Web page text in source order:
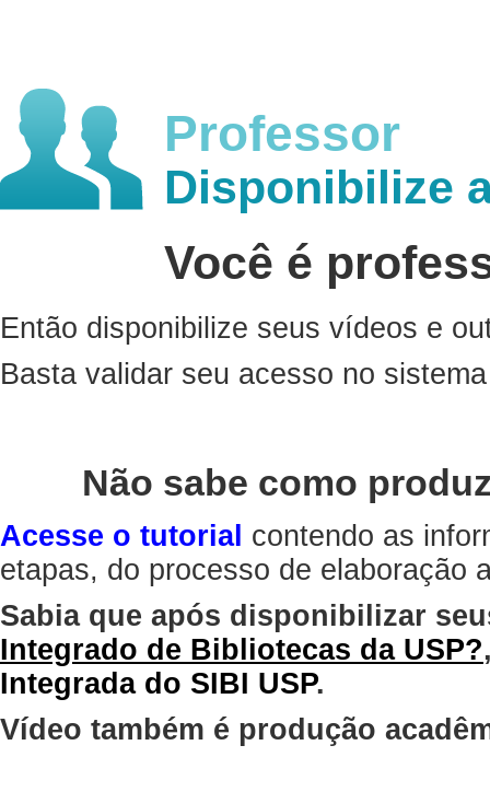
Professor
Disponibilize
Você é
Então disponibilize seus vídeos e
Basta validar seu acesso no
Não sabe como
Acesse o tutorial contendo as
etapas, do processo de elaboração
Sabia que após disponibilizar
Integrado de Bibliotecas da USP?
Integrada do SIBI USP.
Vídeo também é produção